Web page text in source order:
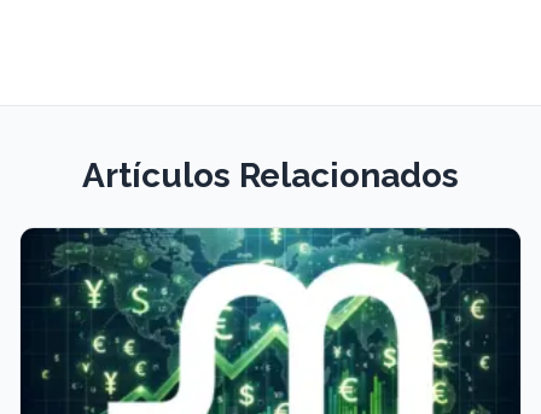
Artículos Relacionados